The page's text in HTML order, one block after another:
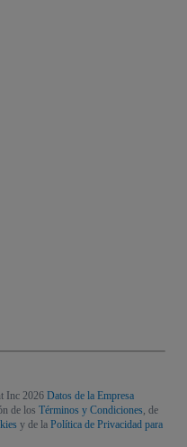
Inc 2026 Datos de la Empresa
de los Términos y Condiciones, de
y de la Política de Privacidad para